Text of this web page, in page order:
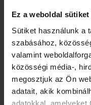
Ez a weboldal sütiket
Sütiket használunk a
szabásához,
valamint
közösségi média-,
megosztjuk az Ön
adatait, akik
adatokkal, amelyeket
VÍZSZINTES,
KÉZI ERŐ FH N=280
SZORÍTÓERŐ F3 N=1800
NYITÁSSZÖG
A=50,8
C1=31,8